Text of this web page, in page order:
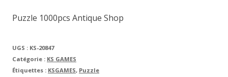
Puzzle 1000pcs Antique Shop
UGS : KS-20847
Catégorie : KS GAMES
Étiquettes : KSGAMES, Puzzle